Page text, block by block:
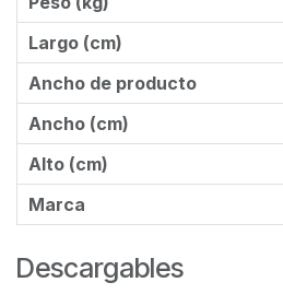
Largo (cm)
Ancho de producto
Ancho (cm)
Alto (cm)
Marca
Descargables